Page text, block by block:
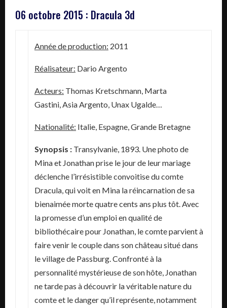
06 octobre 2015 : Dracula 3d
Année de production: 2011
Réalisateur: Dario Argento
Acteurs: Thomas Kretschmann, Marta
Gastini, Asia Argento, Unax Ugalde…
Nationalité: Italie, Espagne, Grande Bretagne
Synopsis : Transylvanie, 1893. Une photo de
Mina et Jonathan prise le jour de leur mariage
déclenche l’irrésistible convoitise du comte
Dracula, qui voit en Mina la réincarnation de sa
bienaimée morte quatre cents ans plus tôt. Avec
la promesse d’un emploi en qualité de
bibliothécaire pour Jonathan, le comte parvient à
faire venir le couple dans son château situé dans
le village de Passburg. Confronté à la
personnalité mystérieuse de son hôte, Jonathan
ne tarde pas à découvrir la véritable nature du
comte et le danger qu’il représente, notamment